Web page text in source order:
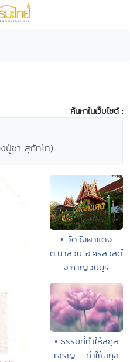
ค้นหาในเว็บไซต์ :
ปู่ชา สุภัทโท)
• วัดวังผาแดง
ต.นาสวน อ.ศรีสวัสดิ์
จ.กาญจนบุรี
• ธรรมที่ทำให้สกุล
เจริญ .. ทำให้สกุล